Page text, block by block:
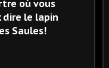
où vous
dire le lapin
Saules!